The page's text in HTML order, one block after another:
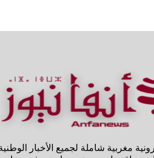
مغربية شاملة لجميع الأخبار